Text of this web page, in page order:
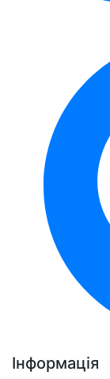
Інформація